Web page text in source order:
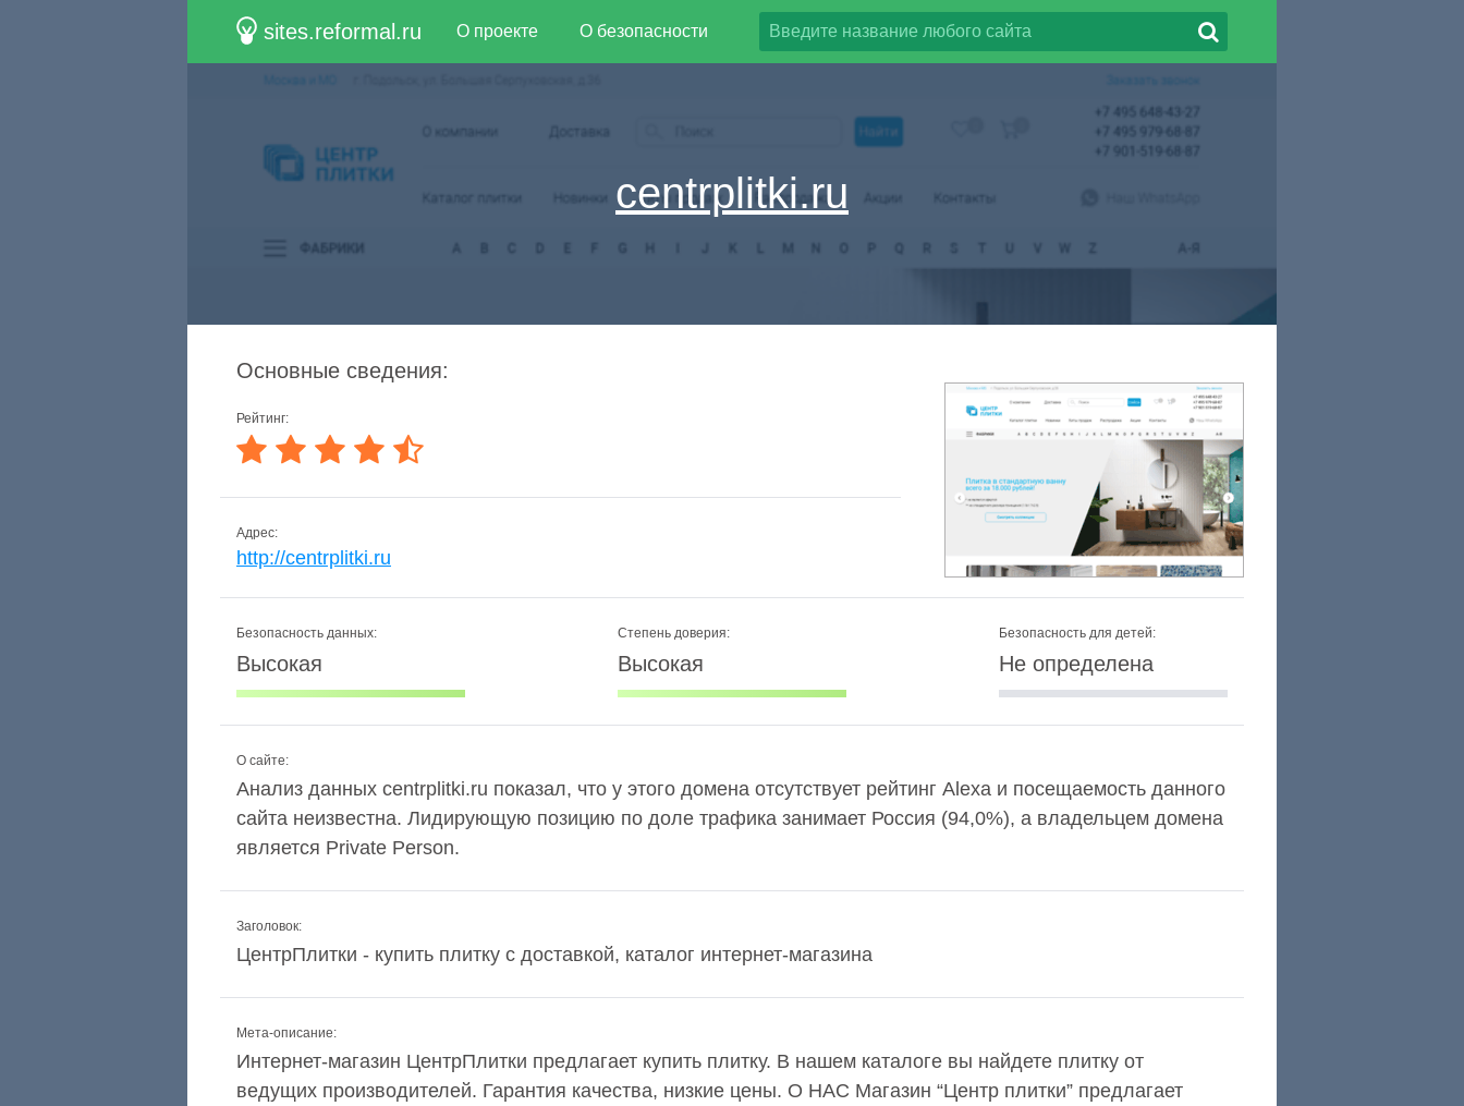
sites.reformal.ru О проекте О безопасности
centrplitki.ru
Основные сведения:
Рейтинг:
Адрес:
http://centrplitki.ru
Безопасность данных:
Высокая
Степень доверия:
Высокая
Безопасность для детей:
Не определена
О сайте:
Анализ данных centrplitki.ru показал, что у этого домена отсутствует рейтинг Alexa и посещаемость данного
сайта неизвестна. Лидирующую позицию по доле трафика занимает Россия (94,0%), а владельцем домена
является Private Person.
Заголовок:
ЦентрПлитки - купить плитку с доставкой, каталог интернет-магазина
Мета-описание:
Интернет-магазин ЦентрПлитки предлагает купить плитку. В нашем каталоге вы найдете плитку от
ведущих производителей. Гарантия качества, низкие цены. О НАС Магазин “Центр плитки” предлагает